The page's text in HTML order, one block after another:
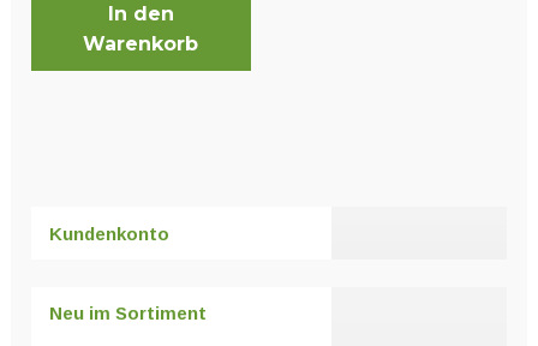
Ernte und Verarbeitung
In den
Warenkorb
Kundenkonto
Neu im Sortiment